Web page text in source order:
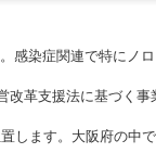
感染症関連で特にノ
改革支援法に基づく
します。大阪府の中